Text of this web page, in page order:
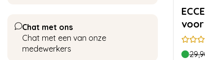
Chat met ons
Chat met een van onze
medewerkers
voor